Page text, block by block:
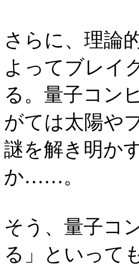
さらに、理論
よってブレイ
る。量子コン
がては太陽や
謎を解き明か
か……。
そう、量子コ
る」といって